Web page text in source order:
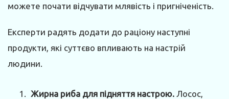
можете почати відчувати млявість і пригніченість.
Експерти радять додати до раціону наступні
продукти, які суттєво впливають на настрій
людини.
Жирна риба для підняття настрою. Лосос,